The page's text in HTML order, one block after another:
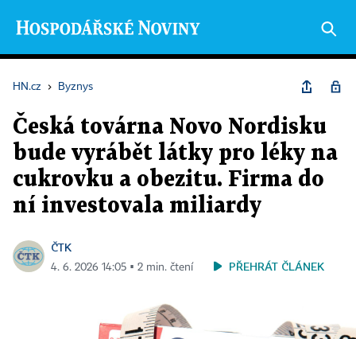
HN.cz › Byznys
Česká továrna Novo Nordisku
bude vyrábět látky pro léky na
cukrovku a obezitu. Firma do
ní investovala miliardy
ČTK
4. 6. 2026 14:05 ▪ 2 min. čtení PŘEHRÁT ČLÁNEK